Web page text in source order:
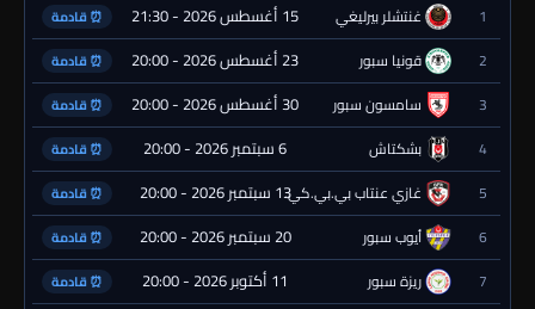
1
غنتشلر بيرليغي 15 أغسطس 2026 - 21:30 ⏰ قادمة
2 قونيا سبور 23 أغسطس 2026 - 20:00 ⏰ قادمة
3 سامسون سبور 30 أغسطس 2026 - 20:00 ⏰ قادمة
4 بشكتاش 6 سبتمبر 2026 - 20:00 ⏰ قادمة
5 غازي عنتاب بي.بي.كي.13 سبتمبر 2026 - 20:00 ⏰ قادمة
6 أيوب سبور 20 سبتمبر 2026 - 20:00 ⏰ قادمة
7 ريزة سبور 11 أكتوبر 2026 - 20:00 ⏰ قادمة